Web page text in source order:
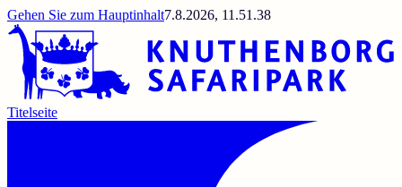
Gehen Sie zum Hauptinhalt7.8.2026, 11.51.38
Titelseite